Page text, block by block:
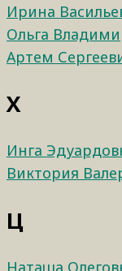
Ирина
Ольга
Артем
Х
Инга
Виктория
Ц